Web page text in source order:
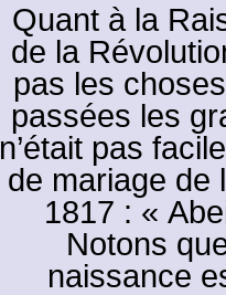
Quant à la
de la
pas les
passées les
n’était pas
de mariage de
1817 : «
Notons
naissance